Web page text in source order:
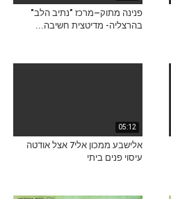
פנינה מתוק–מרכז "נתיב הלב"
בהרצליה- מדיטצית חשיבה...
05:12
אלישבע ממכון אלי7 אצל אודטה
עיסוי פנים ביתי